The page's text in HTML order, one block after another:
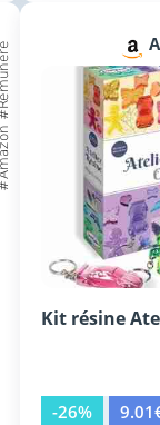
Kit résine
-26%